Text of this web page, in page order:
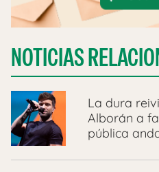
NOTICIAS
La dura
Alborán a
pública